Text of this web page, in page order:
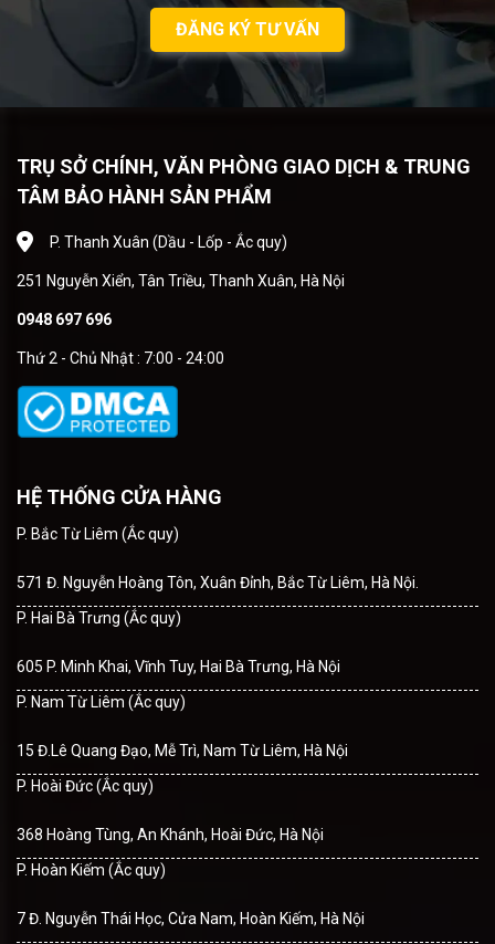
ĐĂNG KÝ TƯ VẤN
TRỤ SỞ CHÍNH, VĂN PHÒNG GIAO DỊCH & TRUNG
TÂM BẢO HÀNH SẢN PHẨM
P. Thanh Xuân (Dầu - Lốp - Ắc quy)
251 Nguyễn Xiển, Tân Triều, Thanh Xuân, Hà Nội
0948 697 696
Thứ 2 - Chủ Nhật : 7:00 - 24:00
HỆ THỐNG CỬA HÀNG
P. Bắc Từ Liêm (Ắc quy)
571 Đ. Nguyễn Hoàng Tôn, Xuân Đỉnh, Bắc Từ Liêm, Hà Nội.
P. Hai Bà Trưng (Ắc quy)
605 P. Minh Khai, Vĩnh Tuy, Hai Bà Trưng, Hà Nội
P. Nam Từ Liêm (Ắc quy)
15 Đ.Lê Quang Đạo, Mễ Trì, Nam Từ Liêm, Hà Nội
P. Hoài Đức (Ắc quy)
368 Hoàng Tùng, An Khánh, Hoài Đức, Hà Nội
P. Hoàn Kiếm (Ắc quy)
7 Đ. Nguyễn Thái Học, Cửa Nam, Hoàn Kiếm, Hà Nội